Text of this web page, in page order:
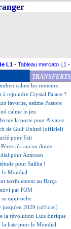
L1 - Tableau mercato L1 -
TRANSFERTS
pour Luis Enrique
quitte le club (off.)
prolongé
pousse pour aller au Real
calme les rumeurs
à rejoindre Crystal Palace ?
favorite, estime Pastore
calme le jeu
la porte pour Alvarez
de Gulf United (officiel)
pour Fati
n'a aucun doute
pour Azmoun
pour Saliba !
le Mondial
terriblement au Barça
par l'OM
rapproche
jusqu'en 2029 (officiel)
la révolution Luis Enrique
: la liste pour le Mondial